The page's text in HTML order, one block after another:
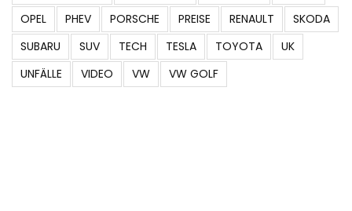
OPEL
PHEV PORSCHE PREISE RENAULT
SKODA
SUBARU
SUV TECH TESLA TOYOTA
UK
UNFÄLLE
VIDEO VW VW GOLF